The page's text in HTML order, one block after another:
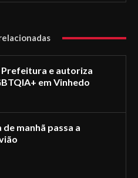
e autoriza
em Vinhedo
manhã passa a